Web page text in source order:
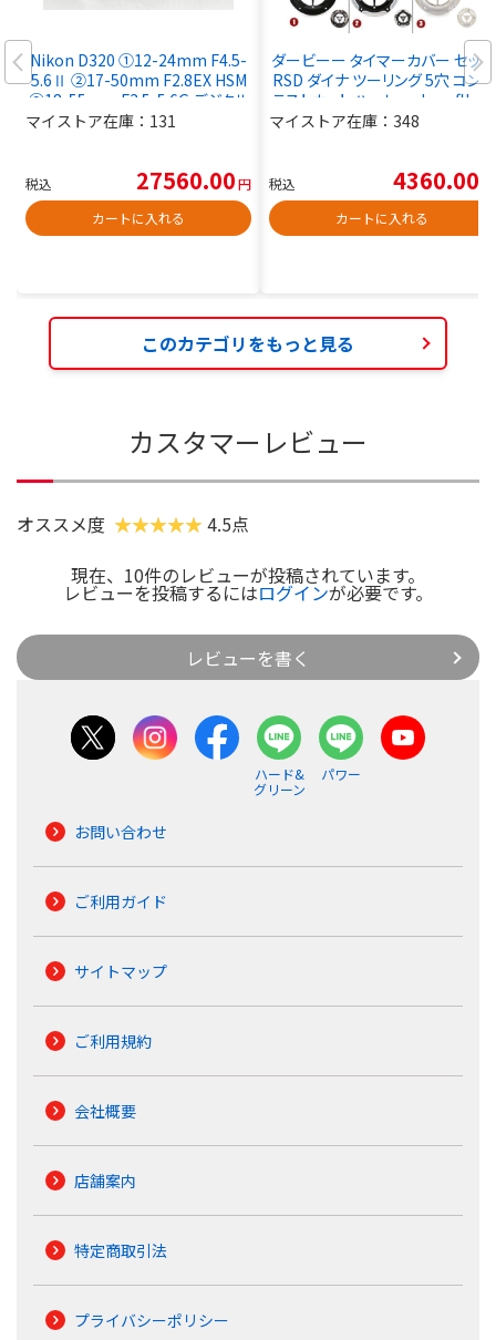
Nikon D320 ①12-24mm F4.5-
5.6Ⅱ ②17-50mm F2.8EX HSM
③18-55mm F3.5-5.6G デジタル
一眼レフカメラセット■現状品
マイストア在庫： 131
税込 27560.00円
カートに入れる
ダービーー タイマーカバー セット
RSD ダイナ ツーリング 5穴 コント
ラストカット ハーレー dyna flh fx
d 2
マイストア在庫： 348
税込 4360.00
カートに入れる
このカテゴリをもっと見る
カスタマーレビュー
オススメ度
4.5点
現在、10件のレビューが投稿されています。
レビューを投稿するにはログインが必要です。
レビューを書く
ハード&
グリーン
パワー
お問い合わせ
ご利用ガイド
サイトマップ
ご利用規約
会社概要
店舗案内
特定商取引法
プライバシーポリシー